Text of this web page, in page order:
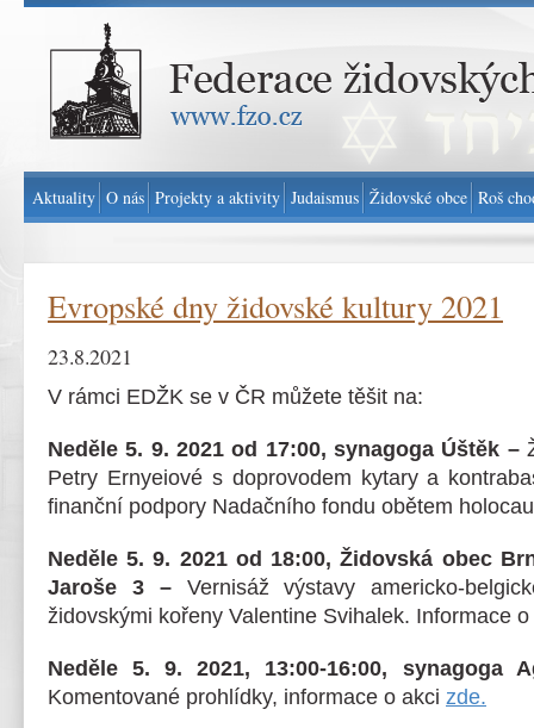
Federace židovských obcí v ČR - www.fzo.cz
Evropské dny židovské kultury 2021
23.8.2021
V rámci EDŽK se v ČR můžete těšit na:
Neděle 5. 9. 2021 od 17:00, synagoga Úštěk –
Petry Ernyeiové s doprovodem kytary a
finanční podpory Nadačního fondu obětem
Neděle 5. 9. 2021 od 18:00, Židovská obec
Jaroše 3 – Vernisáž výstavy americko-
židovskými kořeny Valentine Svihalek. Informace
Neděle 5. 9. 2021, 13:00-16:00, synagoga
Komentované prohlídky, informace o akci zde.
Aktuality O nás Projekty a aktivity Judaismus Židovské obce Roš